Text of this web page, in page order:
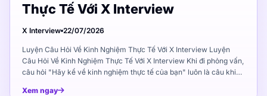
Thực Tế Với X Interview
X Interview 22/07/2026
Luyện Câu Hỏi Về Kinh Nghiệm Thực Tế Với X Interview Luyện Câu Hỏi Về Kinh Nghiệm Thực Tế Với X Interview Khi đi phỏng vấn, câu hỏi "Hãy kể về kinh nghiệm thực tế của bạn" luôn là câu khiến nhiều ứng viên bối rối nhất. Bạn có thể có nhiều kinh nghiệm, nhưng nếu không biết cách chọn lọc và trình bày, câu trả lời sẽ trở nên lan man và không thuyết phục. Luyện câu hỏi kinh nghiệm thực tế với X Interview giúp bạn học cách chọn ví dụ phù hợp, kể câu chuyện có cấu trúc và truyền đạt kết quả rõ ràng. X Interview mô phỏng tình huống phỏng vấn thực tế, giúp bạn luyện tập cho đến khi câu trả lời trở nên chuyên nghiệp và ấn tượng. Bài viết này sẽ hướng dẫn bạn cách chuẩn bị câu trả lời cho các câu hỏi về kinh nghiệm thực tế, cách chọn ví dụ phù hợp, và cách sử dụng X Interview để luyện tập hiệu quả. Vì sao nhà tuyển dụng muốn nghe kinh nghiệm thực tế? Trước khi luyện tập, bạn cần hiểu tại sao nhà tuyển dụng lại đặt câu hỏi về kinh nghiệm thực tế. Hiểu được mục đích sẽ giúp bạn chuẩn bị câu trả lời tốt hơn. Kinh nghiệm thực tế chứng minh khả năng Nhà tuyển dụng không chỉ muốn nghe bạn nói bạn giỏi gì. Họ muốn biết bạn đã làm được gì trong thực tế. Một câu trả lời hay với ví dụ cụ thể sẽ thuyết phục hơn gấp nhiều lần so với việc chỉ liệt kê kỹ năng. Ví dụ: Kém: "Tôi có kỹ năng quản lý dự án tốt." Tốt: "Tôi đã quản lý dự án triển khai phần mềm CRM cho khách hàng lớn, hoàn thành đúng tiến độ và giảm 20% chi phí so với kế hoạch ban đầu." Kinh nghiệm giúp dự đoán hiệu suất trong tương lai Nếu bạn đã thành công với một nhiệm vụ nào đó trong quá khứ, khả năng cao bạn sẽ lặp lại thành công đó trong tương lai. Đây là lý do nhà tuyển dụng muốn nghe câu chuyện cụ thể. Kinh nghiệm thể hiện văn hóa làm việc Không chỉ kỹ năng, kinh nghiệm thực tế còn cho thấy: Cách bạn làm việc với đồng nghiệp Khả năng giải quyết vấn đề Thái độ trong khó khăn Cách bạn học hỏi từ thất bại Cách chọn ví dụ công việc có liên quan Không phải mọi kinh nghiệm đều phù hợp để kể trong phỏng vấn. Bạn cần chọn lọc cẩn thận để câu trả lời có sức thuyết phục. Nguyên tắc chọn ví dụ Nguyên tắc 1: Liên quan trực tiếp đến vị trí ứng tuyển Trước khi đi phỏng vấn, hãy đọc kỹ mô tả công việc. Xác định kỹ năng và yêu cầu chính, sau đó chọn kinh nghiệm liên quan nhất. Ví dụ: Nếu vị trí yêu cầu "kỹ năng quản lý nhóm", hãy kể về lần bạn dẫn dắt nhóm thực hiện dự án, không phải về kỹ năng sử dụng phần mềm. Nguyên tắc 2: Có kết quả đo lường được Câu trả lời sẽ mạnh mẽ hơn nhiều nếu bạn có số liệu cụ thể: "Tăng doanh số 30% trong 3 tháng" "Hoàn thành dự án trước hạn 2 tuần" "Giảm 15% khiếu nại khách hàng" Nguyên tắc 3: Phản ánh kỹ năng mềm Nhà tuyển dụng không chỉ quan tâm đến kết quả. Họ muốn biết bạn đã làm như thế nào: Bạn hợp tác với ai? Bạn đối mặt với khó khăn gì? Bạn học được gì từ trải nghiệm đó? Câu hỏi giúp chọn ví dụ phù hợp Trước khi đi phỏng vấn, hãy tự trả lời những câu hỏi này: Kinh nghiệm nào khiến tôi tự hào nhất? Kinh nghiệm nào liên quan nhất đến vị trí này? Kinh nghiệm nào có kết quả rõ ràng nhất? Kinh nghiệm nào cho thấy tôi giải quyết vấn đề tốt? Cách tránh kể kinh nghiệm quá dài Một trong những lỗi phổ biến nhất khi trả lời câu hỏi kinh nghiệm là kể quá dài. Nhà tuyển dụng có thể ngắt lời bạn hoặc mất hứng thú nếu câu trả lời kéo dài quá 2-3 phút. Cấu trúc câu trả lời ngắn gọn Sử dụng phương pháp STAR (Situation, Task, Action, Result): Situation (Tình huống): Mô tả bối cảnh ngắn gọn "Khi tôi làm việc tại công ty ABC, nhóm chúng tôi đối mặt với vấn đề khách hàng phàn nàn nhiều về chất lượng dịch vụ." Task (Nhiệm vụ): Trách nhiệm của bạn "Tôi được giao nhiệm vụ cải thiện chất lượng dịch vụ và giảm khiếu nại." Action (Hành động): Những gì bạn đã làm "Tôi phân tích dữ liệu khiếu nại, đào tạo lại nhóm hỗ trợ, và thiết lập quy trình mới để phản hồi khách hàng nhanh hơn." Result (Kết quả): Kết quả đo lường được "Trong 3 tháng, khiếu nại giảm 40% và điểm hài lòng khách hàng tăng từ 7 lên 9." Mẹo giữ câu trả lời ngắn Chuẩn bị trước: Viết câu trả lời ra giấy, tập nói trong 2 phút Tập trung vào kết quả: Nhà tuyển dụng quan tâm đến kết quả hơn quá trình Bỏ qua chi tiết không cần thiết: Không cần kể hết mọi bước nhỏ Dừng lại đúng lúc: Sau khi nói xong kết quả, dừng lại Câu trả lời mẫu ngắn gọn Câu hỏi: "Hãy kể về một lần bạn giải quyết xung đột với đồng nghiệp." Câu trả lời mẫu (1.5 phút): "Tôi từng có bất đồng với đồng nghiệp về cách thực hiện dự án. Mỗi người có ý kiến riêng và không ai nhượng bộ. Tôi chủ động mời đồng nghiệp nói chuyện riêng, lắng nghe quan điểm của họ và đề xuất giải pháp kết hợp ý kiến hai bên. Kết quả, dự án hoàn thành đúng tiến độ và mối quan hệ giữa chúng tôi tốt hơn trước. Tôi học được rằng giao tiếp trực tiếp và tôn trọng quan điểm khác biệt là chìa khóa giải quyết xung đột." Luyện câu hỏi kinh nghiệm thực tế với X Interview X Interview giúp bạn luyện tập câu hỏi kinh nghiệm thực tế một cách bài bản. Không chỉ trả lời, bạn còn nhận được feedback chi tiết để cải thiện. Các loại câu hỏi kinh nghiệm thường gặp X Interview cung cấp các nhóm câu hỏi kinh nghiệm phổ biến: Câu hỏi về thành tựu: "Hãy kể về thành tựu lớn nhất trong sự nghiệp" Câu hỏi về thất bại: "Hãy kể về lần bạn thất bại và bài học rút ra" Câu hỏi về xung đột: "Hãy kể về lần bạn giải quyết xung đột với đồng nghiệp" Câu hỏi về áp lực: "Hãy kể về lần bạn làm việc dưới áp lực lớn" Câu hỏi về sáng kiến: "Hãy kể về lần bạn đề xuất ý tưởng mới" Cách luyện tập với X Interview Bước 1: Chọn câu hỏi Chọn loại câu hỏi kinh nghiệm bạn muốn luyện. Nếu chuẩn bị phỏng vấn cụ thể, hãy chọn câu hỏi liên quan đến vị trí ứng tuyển. Bước 2: Chuẩn bị câu trả lời Viết nháp câu trả lời theo cấu trúc STAR: Tình huống: 1-2 câu Nhiệm vụ: 1 câu Hành động: 2-3 câu Kết quả: 1-2 câu Bước 3: Nói thành tiếng Bật mic và nói câu trả lời. Đọc nháp lần đầu, sau đó thử nói tự nhiên hơn. Bước 4: Nhận feedback X Interview sẽ đánh giá: Câu trả lời có đủ 4 yếu tố STAR không Độ dài có phù hợp không Có đủ chi tiết cụ thể không Kết quả có rõ ràng không Bước 5: Luyện lại Dựa trên feedback, chỉnh sửa câu trả lời và nói lại. Lặp lại cho đến khi hài lòng. Cách X Interview giúp bạn làm rõ kết quả trong câu trả lời Phần Result (Kết quả) trong cấu trúc STAR thường là phần yếu nhất của ứng viên. Nhiều người kể rất nhiều về quá trình nhưng lại mông lung khi nói đến kết quả. Vấn đề phổ biến khi mô tả kết quả Quá chung chung: "Dự án thành công tốt đẹp" Không có số liệu: "Hiệu suất tăng lên" Không liên kết với hành động: Kể kết quả nhưng không giải thích do hành động nào Cách X Interview giúp bạn cải thiện X Interview sẽ đặt câu hỏi gợi ý để bạn làm rõ kết quả: "Kết quả cụ thể là gì? Có số liệu không?" "Kết quả này mang lại lợi ích gì cho công ty?" "Bạn có thể đo lường được sự thay đổi không?" Ví dụ cải thiện kết quả Trước khi cải thiện: "Tôi đã giúp cải thiện quy trình làm việc của nhóm." Sau khi cải thiện với X Interview: "Tôi đã cải thiện quy trình làm việc của nhóm bằng cách số hóa các biểu mẫu giấy sang hệ thống online. Kết quả: Thời gian xử lý hồ sơ giảm từ 3 ngày xuống còn 4 giờ, tiết kiệm 20 giờ mỗi tuần cho cả nhóm." Mẹo viết kết quả mạnh mẽ Sử dụng số liệu cụ thể: Phần trăm, số tiền, thời gian Liên kết với lợi ích công ty: Tăng doanh thu, giảm chi phí, tiết kiệm thời gian So sánh trước và sau: Để thấy rõ sự cải thiện Cách luyện lại để câu trả lời có chiều sâu hơn Không chỉ ngắn gọn, câu trả lời về kinh nghiệm cần có chiều sâu. Chiều sâu đến từ việc phân tích, suy ngẫm và bài học rút ra. Thêm phần suy ngẫm sau kết quả Ngoài 4 yếu tố STAR, hãy thêm 1-2 câu về suy ngẫm: "Tôi học được rằng..." "Từ trải nghiệm này, tôi nhận ra..." "Nếu làm lại, tôi sẽ..." Ví dụ thêm suy ngẫm Câu trả lời STAR cơ bản: "Tôi đã cải thiện quy trình làm việc. Kết quả: Thời gian xử lý giảm từ 3 ngày xuống còn 4 giờ." Câu trả lời STAR có suy ngẫm: "Tôi đã cải thiện quy trình làm việc bằng cách số hóa biểu mẫu. Kết quả: Thời gian xử lý giảm từ 3 ngày xuống còn 4 giờ. Từ trải nghiệm này, tôi học được rằng việc lắng nghe ý kiến của cả nhóm trước khi thay đổi quy trình rất quan trọng. Nếu làm lại, tôi sẽ khảo sát ý kiến nhóm từ đầu để tránh sự phản đối ban đầu." Cách X Interview giúp thêm chiều sâu X Interview sẽ gợi ý bạn thêm suy ngẫm: "Bạn học được gì từ trải nghiệm này?" "Nếu tình huống tương tự xảy ra, bạn sẽ làm gì khác?" "Bài học lớn nhất từ dự án này là gì?" FAQ về luyện câu hỏi kinh nghiệm thực tế Tôi không có nhiều kinh nghiệm thì sao? Đừng lo lắng. Kinh nghiệm không nhất thiết phải là quản lý dự án lớn. Bạn có thể kể về: Kinh nghiệm thực tập Dự án học tập Hoạt động tình nguyện Công việc part-time Quan trọng là cách bạn trình bày và bài học rút ra. Tôi nên chuẩn bị bao nhiêu câu trả lời? Nên chuẩn bị 5-7 câu trả lời cho các loại câu hỏi kinh nghiệm khác nhau. Với mỗi câu trả lời, hãy có 2-3 phiên bản ngắn gọn và chi tiết. Nếu nhà tuyển dụng hỏi thêm chi tiết thì sao? Đây là dấu hiệu tốt, cho thấy họ quan tâm đến câu chuyện của bạn. Hãy sẵn sàng mở rộng câu trả lời bằng cách: Kể thêm chi tiết hành động Giải thích lý do đằng sau quyết định Chia sẻ thêm bài học Làm sao để nhớ tất cả các câu trả lời đã chuẩn bị? Không cần nhớ nguyên văn. Chỉ cần nhớ cấu trúc STAR và điểm chính. Khi nói, bạn sẽ tự nhiên diễn đạt lại theo cách tự nhiên nhất. Tôi có nên nói thật về thất bại không? Có, nhưng hãy chọn thất bại phù hợp. Nên kể thất bại mà bạn đã rút được bài học và cải thiện được. Tránh thất bại nghiêm trọng hoặc liên quan đến đạo đức. Bắt đầu luyện tập phỏng vấn ngay hôm nay với X Interview. Câu hỏi về kinh nghiệm thực tế là cơ hội để bạn tỏa sáng và chứng minh giá trị của mình. Với X Interview, bạn có thể luyện tập câu trả lời, nhận feedback chi tiết và cải thiện cho đến khi tự tin nhất. Đừng bỏ lỡ cơ hội chuẩn bị tốt nhất cho buổi phỏng vấn sắp tới. Bài viết liên quan: - Cách sử dụng phương pháp STAR trong phỏng vấn - Mẹo trả lời câu hỏi v
Xem ngay